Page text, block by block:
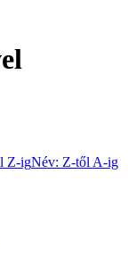
Z-igNév: Z-től A-ig